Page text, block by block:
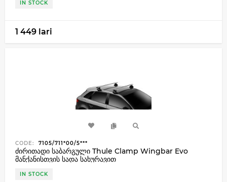
IN STOCK
1 449 lari
CODE: 7105/711*00/5***
ძირითადი საბარგული Thule Clamp Wingbar Evo
მანქანისთვის სადა სახურავით
IN STOCK